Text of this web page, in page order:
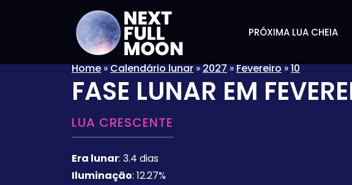
PRÓXIMA LUA CHEIA
Home»Calendário lunar»2027»Fevereiro»10
FASE LUNAR EM
LUA CRESCENTE
Era lunar: 3.4 dias
Iluminação: 12.27%